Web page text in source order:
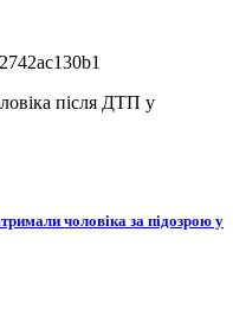
після ДТП у
чоловіка за підозрою у